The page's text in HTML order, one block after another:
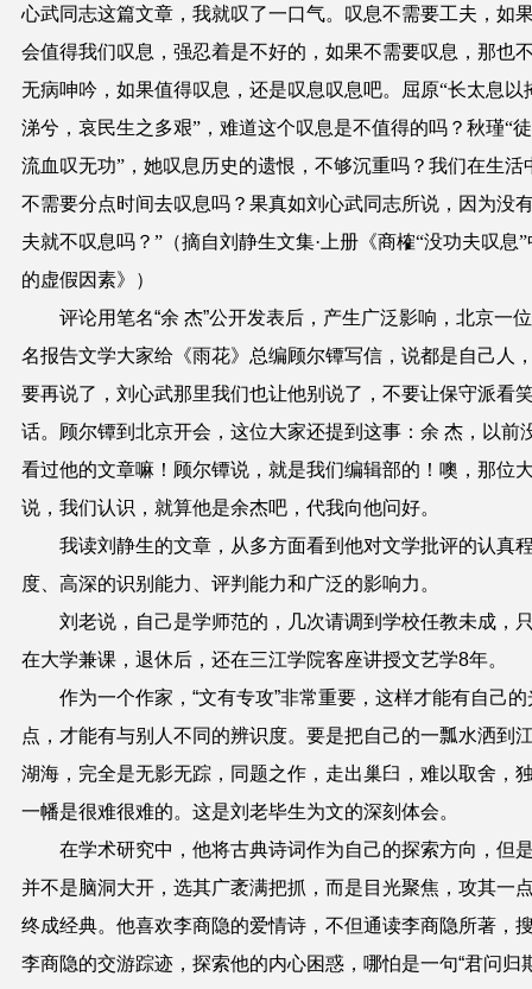
心武同志这篇文章，我就叹了一口气。叹息不需要工夫，如
会值得我们叹息，强忍着是不好的，如果不需要叹息，那也
无病呻吟，如果值得叹息，还是叹息叹息吧。屈原“长太息以
涕兮，哀民生之多艰”，难道这个叹息是不值得的吗？秋瑾“
流血叹无功”，她叹息历史的遗恨，不够沉重吗？我们在生活
不需要分点时间去叹息吗？果真如刘心武同志所说，因为没
夫就不叹息吗？”（摘自刘静生文集·上册《商榷“没功夫叹息”
的虚假因素》）
评论用笔名“余 杰”公开发表后， 产生广泛影响， 北京一
名报告文学大家给 《雨花》总编顾尔镡写信 ，说都是自己人
要再说了，刘心武那里我们也让他别说了，不要让保守派看
话。顾尔镡到北京开会， 这位大家还提到这事：余 杰，以前
看过他的文章嘛！顾尔镡说，就是我们编辑部的！噢， 那位
说，我们认识，就算他是余杰吧，代我向他问好。
我读刘静生的文章，从多方面看到他对文学批评的认真
度、高深的识别能力、评判能力和广泛的影响力。
刘老说，自己是学师范的，几次请调到学校任教未成，
在大学兼课，退休后，还在三江学院客座讲授文艺学8年。
作为一个作家， “文有专攻”非常重要，这样才能有自己的
点，才能有与别人不同的辨识度。 要是把自己的一瓢水洒到
湖海，完全是无影无踪，同题之作，走出巢臼 ， 难以取舍 ，
一幡是很难很难的。这是刘老毕生为文的深刻体会。
在学术研究中，他将古典诗词作为自己的探索方向，但
并不是脑洞大开，选其广袤满把抓，而是目光聚焦，攻其一
终成经典。他喜欢李商隐的爱情诗，不但通读李商隐所著，
李商隐的交游踪迹，探索他的内心困惑， 哪怕是一句“君问归